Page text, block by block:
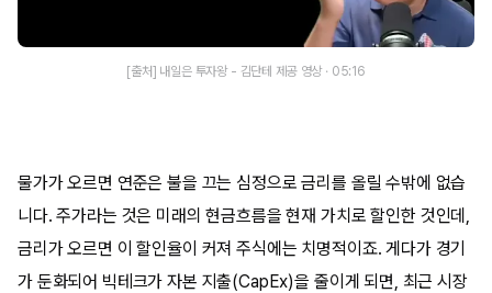
[출처] 내일은 투자왕 - 김단테 제공 영상 · 05:16
물가가 오르면 연준은 불을 끄는 심정으로 금리를 올릴 수밖에 없습
니다. 주가라는 것은 미래의 현금흐름을 현재 가치로 할인한 것인데,
금리가 오르면 이 할인율이 커져 주식에는 치명적이죠. 게다가 경기
가 둔화되어 빅테크가 자본 지출(CapEx)을 줄이게 되면, 최근 시장